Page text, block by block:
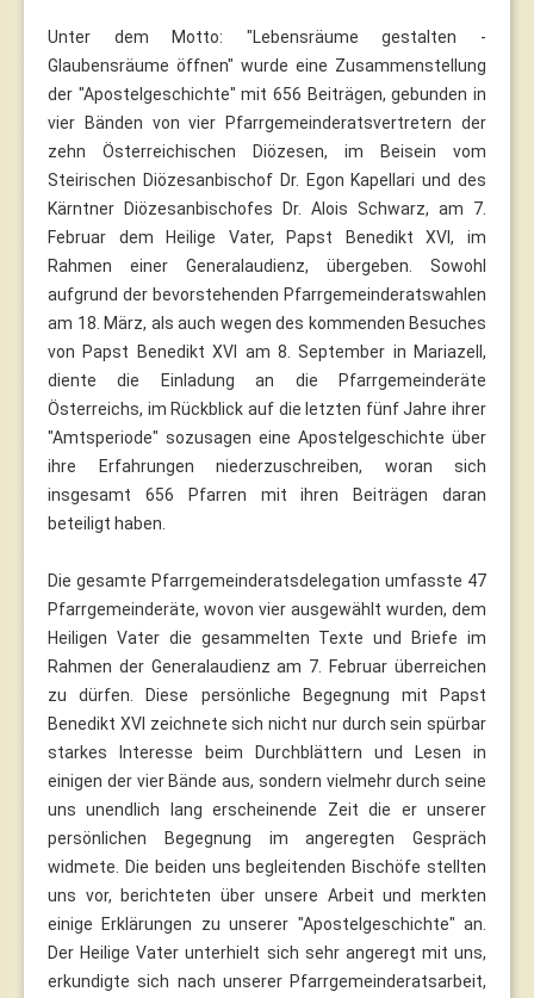
Unter dem Motto: "Lebensräume gestalten -
Glaubensräume öffnen" wurde eine Zusammenstellung
der "Apostelgeschichte" mit 656 Beiträgen, gebunden in
vier Bänden von vier Pfarrgemeinderatsvertretern der
zehn Österreichischen Diözesen, im Beisein vom
Steirischen Diözesanbischof Dr. Egon Kapellari und des
Kärntner Diözesanbischofes Dr. Alois Schwarz, am 7.
Februar dem Heilige Vater, Papst Benedikt XVI, im
Rahmen einer Generalaudienz, übergeben. Sowohl
aufgrund der bevorstehenden Pfarrgemeinderatswahlen
am 18. März, als auch wegen des kommenden Besuches
von Papst Benedikt XVI am 8. September in Mariazell,
diente die Einladung an die Pfarrgemeinderäte
Österreichs, im Rückblick auf die letzten fünf Jahre ihrer
"Amtsperiode" sozusagen eine Apostelgeschichte über
ihre Erfahrungen niederzuschreiben, woran sich
insgesamt 656 Pfarren mit ihren Beiträgen daran
beteiligt haben.
Die gesamte Pfarrgemeinderatsdelegation umfasste 47
Pfarrgemeinderäte, wovon vier ausgewählt wurden, dem
Heiligen Vater die gesammelten Texte und Briefe im
Rahmen der Generalaudienz am 7. Februar überreichen
zu dürfen. Diese persönliche Begegnung mit Papst
Benedikt XVI zeichnete sich nicht nur durch sein spürbar
starkes Interesse beim Durchblättern und Lesen in
einigen der vier Bände aus, sondern vielmehr durch seine
uns unendlich lang erscheinende Zeit die er unserer
persönlichen Begegnung im angeregten Gespräch
widmete. Die beiden uns begleitenden Bischöfe stellten
uns vor, berichteten über unsere Arbeit und merkten
einige Erklärungen zu unserer "Apostelgeschichte" an.
Der Heilige Vater unterhielt sich sehr angeregt mit uns,
erkundigte sich nach unserer Pfarrgemeinderatsarbeit,